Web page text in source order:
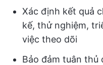
Xác định kết quả
kế, thử nghiệm,
việc theo dõi
Bảo đảm tuân thủ